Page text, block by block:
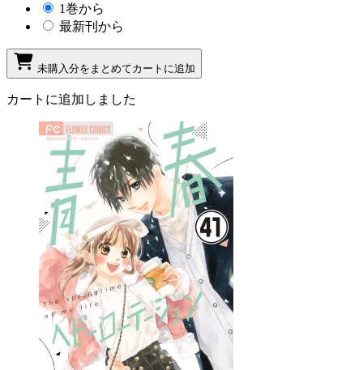
1巻から
最新刊から
未購入分をまとめてカートに追加
カートに追加しました